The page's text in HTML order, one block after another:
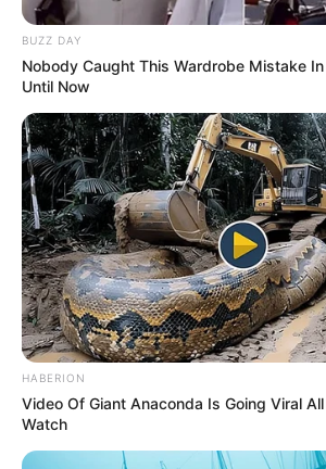
BUZZ DAY
Nobody Caught This Wardrobe Mistake
Until Now
HABERION
Video Of Giant Anaconda Is Going Viral
Watch